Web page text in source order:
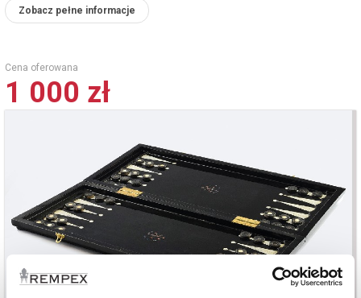
Zobacz pełne informacje
Cena oferowana
1 000 zł